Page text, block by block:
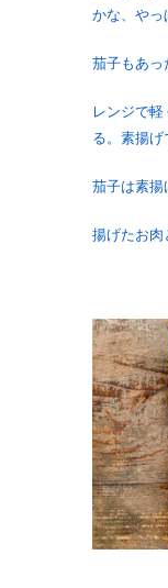
かな、やっ
茄子もあっ
レンジで
る。素揚げ
茄子は素揚
揚げたお肉